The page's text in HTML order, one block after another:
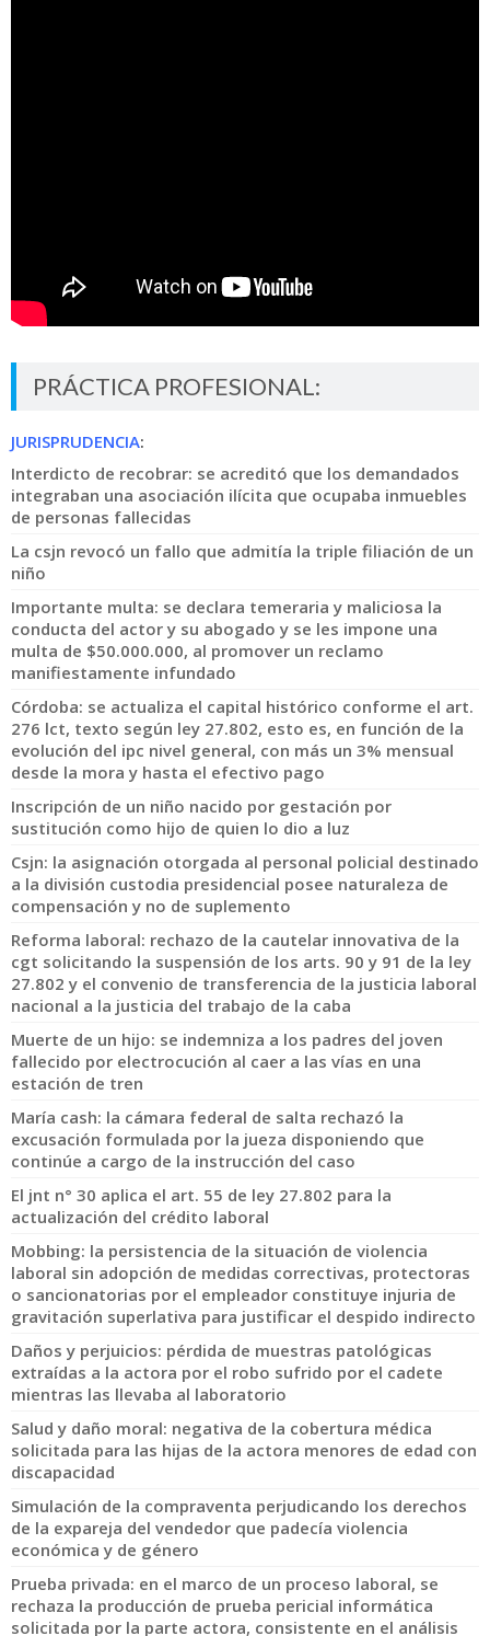
PRÁCTICA PROFESIONAL:
JURISPRUDENCIA:
Interdicto de recobrar: se acreditó que los demandados
integraban una asociación ilícita que ocupaba inmuebles
de personas fallecidas
La csjn revocó un fallo que admitía la triple filiación de un
niño
Importante multa: se declara temeraria y maliciosa la
conducta del actor y su abogado y se les impone una
multa de $50.000.000, al promover un reclamo
manifiestamente infundado
Córdoba: se actualiza el capital histórico conforme el art.
276 lct, texto según ley 27.802, esto es, en función de la
evolución del ipc nivel general, con más un 3% mensual
desde la mora y hasta el efectivo pago
Inscripción de un niño nacido por gestación por
sustitución como hijo de quien lo dio a luz
Csjn: la asignación otorgada al personal policial destinado
a la división custodia presidencial posee naturaleza de
compensación y no de suplemento
Reforma laboral: rechazo de la cautelar innovativa de la
cgt solicitando la suspensión de los arts. 90 y 91 de la ley
27.802 y el convenio de transferencia de la justicia laboral
nacional a la justicia del trabajo de la caba
Muerte de un hijo: se indemniza a los padres del joven
fallecido por electrocución al caer a las vías en una
estación de tren
María cash: la cámara federal de salta rechazó la
excusación formulada por la jueza disponiendo que
continúe a cargo de la instrucción del caso
El jnt n° 30 aplica el art. 55 de ley 27.802 para la
actualización del crédito laboral
Mobbing: la persistencia de la situación de violencia
laboral sin adopción de medidas correctivas, protectoras
o sancionatorias por el empleador constituye injuria de
gravitación superlativa para justificar el despido indirecto
Daños y perjuicios: pérdida de muestras patológicas
extraídas a la actora por el robo sufrido por el cadete
mientras las llevaba al laboratorio
Salud y daño moral: negativa de la cobertura médica
solicitada para las hijas de la actora menores de edad con
discapacidad
Simulación de la compraventa perjudicando los derechos
de la expareja del vendedor que padecía violencia
económica y de género
Prueba privada: en el marco de un proceso laboral, se
rechaza la producción de prueba pericial informática
solicitada por la parte actora, consistente en el análisis